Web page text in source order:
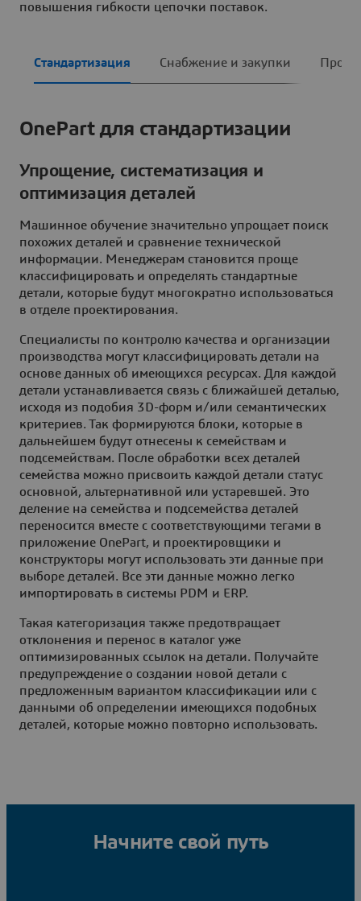
повышения гибкости цепочки поставок.
Стандартизация Снабжение и закупки
OnePart для стандартизации
Упрощение, систематизация и
оптимизация деталей
Машинное обучение значительно упрощает поиск
похожих деталей и сравнение технической
информации. Менеджерам становится проще
классифицировать и определять стандартные
детали, которые будут многократно использоваться
в отделе проектирования.
Специалисты по контролю качества и организации
производства могут классифицировать детали на
основе данных об имеющихся ресурсах. Для каждой
детали устанавливается связь с ближайшей деталью,
исходя из подобия 3D-форм и/или семантических
критериев. Так формируются блоки, которые в
дальнейшем будут отнесены к семействам и
подсемействам. После обработки всех деталей
семейства можно присвоить каждой детали статус
основной, альтернативной или устаревшей. Это
деление на семейства и подсемейства деталей
переносится вместе с соответствующими тегами в
приложение OnePart, и проектировщики и
конструкторы могут использовать эти данные при
выборе деталей. Все эти данные можно легко
импортировать в системы PDM и ERP.
Такая категоризация также предотвращает
отклонения и перенос в каталог уже
оптимизированных ссылок на детали. Получайте
предупреждение о создании новой детали с
предложенным вариантом классификации или с
данными об определении имеющихся подобных
деталей, которые можно повторно использовать.
Начните свой путь